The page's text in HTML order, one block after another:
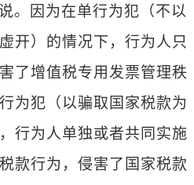
。因为在单行为犯（不以
开）的情况下，行为人只
了增值税专用发票管理秩
为犯（以骗取国家税款为
行为人单独或者共同实施
款行为，侵害了国家税款